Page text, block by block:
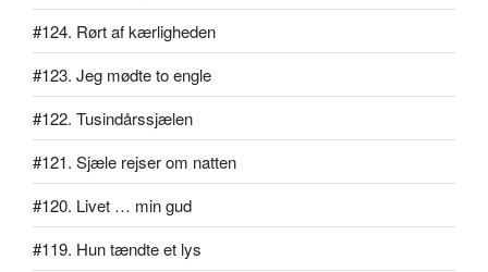
#124. Rørt af kærligheden
#123. Jeg mødte to engle
#122. Tusindårssjælen
#121. Sjæle rejser om natten
#120. Livet … min gud
#119. Hun tændte et lys